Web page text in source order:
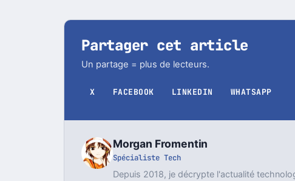
Partager cet article
Un partage = plus de lecteurs.
Morgan Fromentin